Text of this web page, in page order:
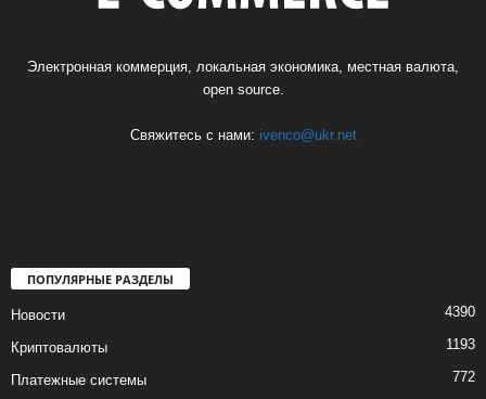
Электронная коммерция, локальная экономика, местная валюта,
open source.
Свяжитесь с нами: ivenco@ukr.net
ПОПУЛЯРНЫЕ РАЗДЕЛЫ
Новости 4390
Криптовалюты 1193
Платежные системы 772